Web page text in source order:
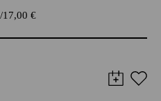
17,00 €